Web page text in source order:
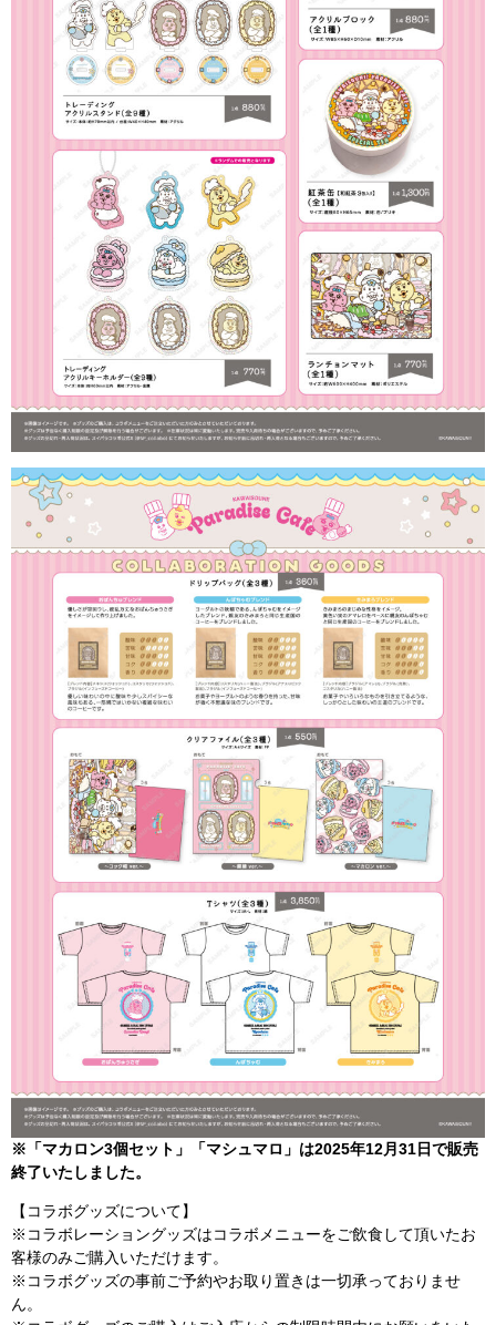
※「マカロン3個セット」「マシュマロ」は2025年12月31日で販売
終了いたしました。
【コラボグッズについて】
※コラボレーショングッズはコラボメニューをご飲食して頂いたお
客様のみご購入いただけます。
※コラボグッズの事前ご予約やお取り置きは一切承っておりませ
ん。